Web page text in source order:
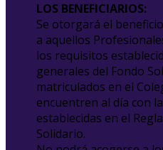
LOS BENEFICIARIOS:
Se otorgará el
a aquellos
los requisitos
generales del Fondo
matriculados en el
encuentren al día con
establecidas en el
Solidario.